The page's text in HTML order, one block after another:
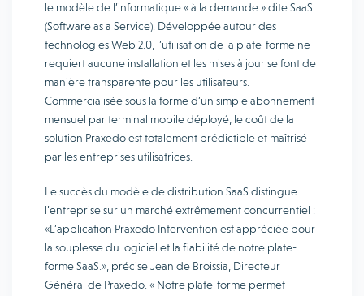
le modèle de l’informatique « à la demande » dite SaaS
(Software as a Service). Développée autour des
technologies Web 2.0, l’utilisation de la plate-forme ne
requiert aucune installation et les mises à jour se font de
manière transparente pour les utilisateurs.
Commercialisée sous la forme d’un simple abonnement
mensuel par terminal mobile déployé, le coût de la
solution Praxedo est totalement prédictible et maîtrisé
par les entreprises utilisatrices.
Le succès du modèle de distribution SaaS distingue
l’entreprise sur un marché extrêmement concurrentiel :
«L’application Praxedo Intervention est appréciée pour
la souplesse du logiciel et la fiabilité de notre plate-
forme SaaS.», précise Jean de Broissia, Directeur
Général de Praxedo. « Notre plate-forme permet